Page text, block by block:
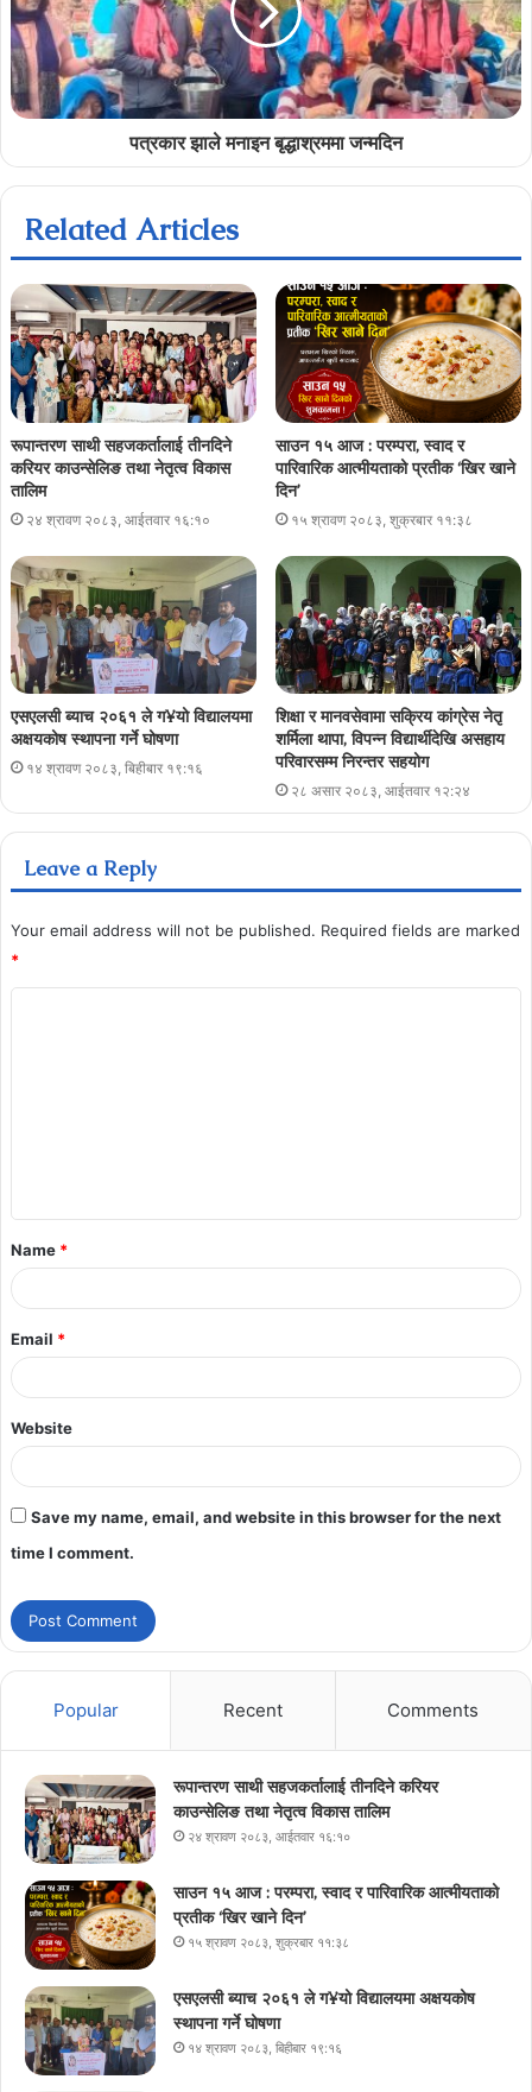
पत्रकार झाले मनाइन बृद्धाश्रममा जन्मदिन
Related Articles
रूपान्तरण साथी सहजकर्तालाई तीनदिने
करियर काउन्सेलिङ तथा नेतृत्व विकास
तालिम
२४ श्रावण २०८३, आईतवार १६:१०
साउन १५ आज : परम्परा, स्वाद र
पारिवारिक आत्मीयताको प्रतीक ‘खिर खाने
दिन’
१५ श्रावण २०८३, शुक्रबार ११:३८
एसएलसी ब्याच २०६१ ले ग¥यो विद्यालयमा
अक्षयकोष स्थापना गर्ने घोषणा
१४ श्रावण २०८३, बिहीबार १९:१६
शिक्षा र मानवसेवामा सक्रिय कांग्रेस नेतृ
शर्मिला थापा, विपन्न विद्यार्थीदेखि असहाय
परिवारसम्म निरन्तर सहयोग
२८ असार २०८३, आईतवार १२:२४
Leave a Reply
Your email address will not be published. Required fields are marked
*
Name *
Email *
Website
Save my name, email, and website in this browser for the next
time I comment.
Popular Recent Comments
रूपान्तरण साथी सहजकर्तालाई तीनदिने करियर
काउन्सेलिङ तथा नेतृत्व विकास तालिम
२४ श्रावण २०८३, आईतवार १६:१०
साउन १५ आज : परम्परा, स्वाद र पारिवारिक आत्मीयताको
प्रतीक ‘खिर खाने दिन’
१५ श्रावण २०८३, शुक्रबार ११:३८
एसएलसी ब्याच २०६१ ले ग¥यो विद्यालयमा अक्षयकोष
स्थापना गर्ने घोषणा
१४ श्रावण २०८३, बिहीबार १९:१६